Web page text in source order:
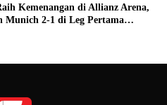
Kemenangan di Allianz Arena,
Munich 2-1 di Leg Pertama